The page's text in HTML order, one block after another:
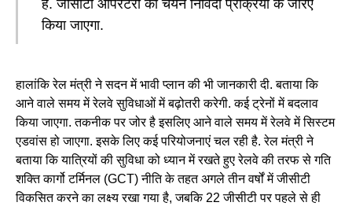
है. जीसीटी आपरेटरों का चयन निविदा प्रक्रिया के जरिए
किया जाएगा.
हालांकि रेल मंत्री ने सदन में भावी प्लान की भी जानकारी दी. बताया कि
आने वाले समय में रेलवे सुविधाओं में बढ़ोतरी करेगी. कई ट्रेनों में बदलाव
किया जाएगा. तकनीक पर जोर है इसलिए आने वाले समय में रेलवे में सिस्टम
एडवांस हो जाएगा. इसके लिए कई परियोजनाएं चल रही है. रेल मंत्री ने
बताया कि यात्रियों की सुविधा को ध्यान में रखते हुए रेलवे की तरफ से गति
शक्ति कार्गो टर्मिनल (GCT) नीति के तहत अगले तीन वर्षों में जीसीटी
विकसित करने का लक्ष्य रखा गया है, जबकि 22 जीसीटी पर पहले से ही